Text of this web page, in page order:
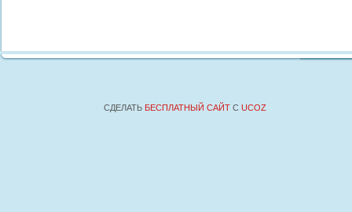
СДЕЛАТЬ БЕСПЛАТНЫЙ САЙТ С UCOZ